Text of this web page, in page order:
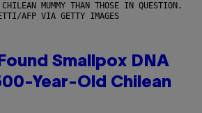
MUMMY THAN THOSE IN QUESTION.
AFP VIA GETTY IMAGES
Smallpox DNA
Year-Old Chilean